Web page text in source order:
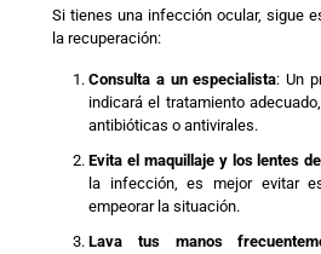
Si tienes una infección ocular, sigue
la recuperación:
Consulta a un especialista: Un
indicará el tratamiento
antibióticas o antivirales.
Evita el maquillaje y los lentes
la infección, es mejor evitar
empeorar la situación.
Lava tus manos